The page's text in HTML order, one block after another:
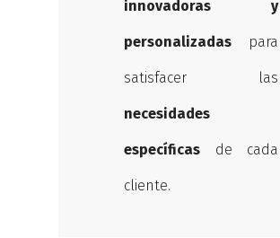
innovadoras y
personalizadas para
satisfacer las
necesidades
específicas de cada
cliente.